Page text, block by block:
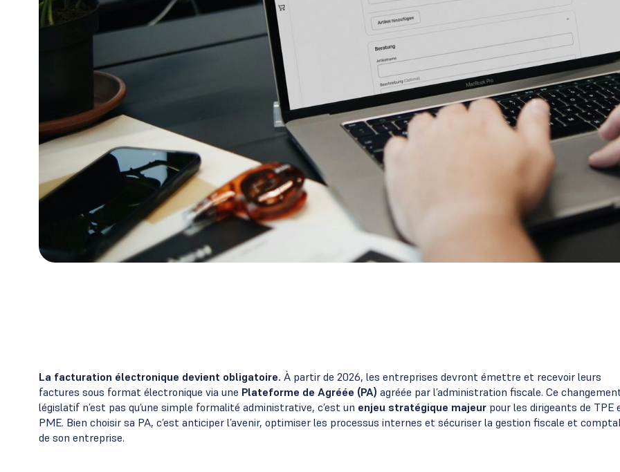
La facturation électronique devient obligatoire. À partir de 2026, les entreprises devront émettre et recevoir leurs
factures sous format électronique via une Plateforme de Agréée (PA) agréée par l’administration fiscale. Ce
législatif n’est pas qu’une simple formalité administrative, c’est un enjeu stratégique majeur pour les dirigeants de TPE
PME. Bien choisir sa PA, c’est anticiper l’avenir, optimiser les processus internes et sécuriser la gestion fiscale et
de son entreprise.